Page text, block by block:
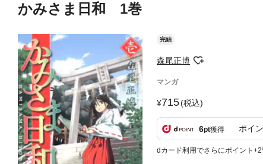
かみさま日和 1巻
完結
森尾正博
マンガ
715(税込)
6pt獲得 ポイ
dカード利用でさらにポイント